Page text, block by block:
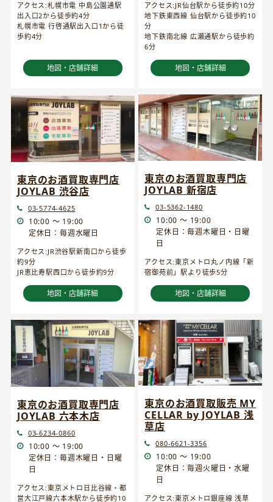
アクセス:札幌市電 中島公園通駅
出入口2から徒歩約4分
札幌市電 行啓通駅出入口1から徒
歩約4分
地図・店舗詳細
アクセス:JR仙台駅から徒歩約10分
地下鉄東西線 仙台駅から徒歩約10
分
地下鉄南北線 広瀬通駅から徒歩約
6分
地図・店舗詳細
東京のお酒買取専門店
JOYLAB 渋谷店
03-5774-4625
10:00 ～ 19:00
定休日：毎週水曜日
アクセス:JR渋谷駅新南口から徒歩
約9分
JR恵比寿駅西口から徒歩約9分
地図・店舗詳細
東京のお酒買取専門店
JOYLAB 新宿店
03-5362-1480
10:00 ～ 19:00
定休日：毎週木曜日・日曜
日
アクセス:東京メトロ丸ノ内線「新
宿御苑前」駅より徒歩5分
地図・店舗詳細
東京のお酒買取専門店
JOYLAB 六本木店
03-6234-0860
10:00 ～ 19:00
定休日：毎週木曜日・日曜
日
アクセス:東京メトロ日比谷線・都
営大江戸線六本木駅から徒歩約10
東京のお酒買取販売 MY
CELLAR by JOYLAB 浅
草店
080-6621-3356
10:00 ～ 19:00
定休日：毎週火曜日・水曜
日
アクセス:東京メトロ銀座線 浅草